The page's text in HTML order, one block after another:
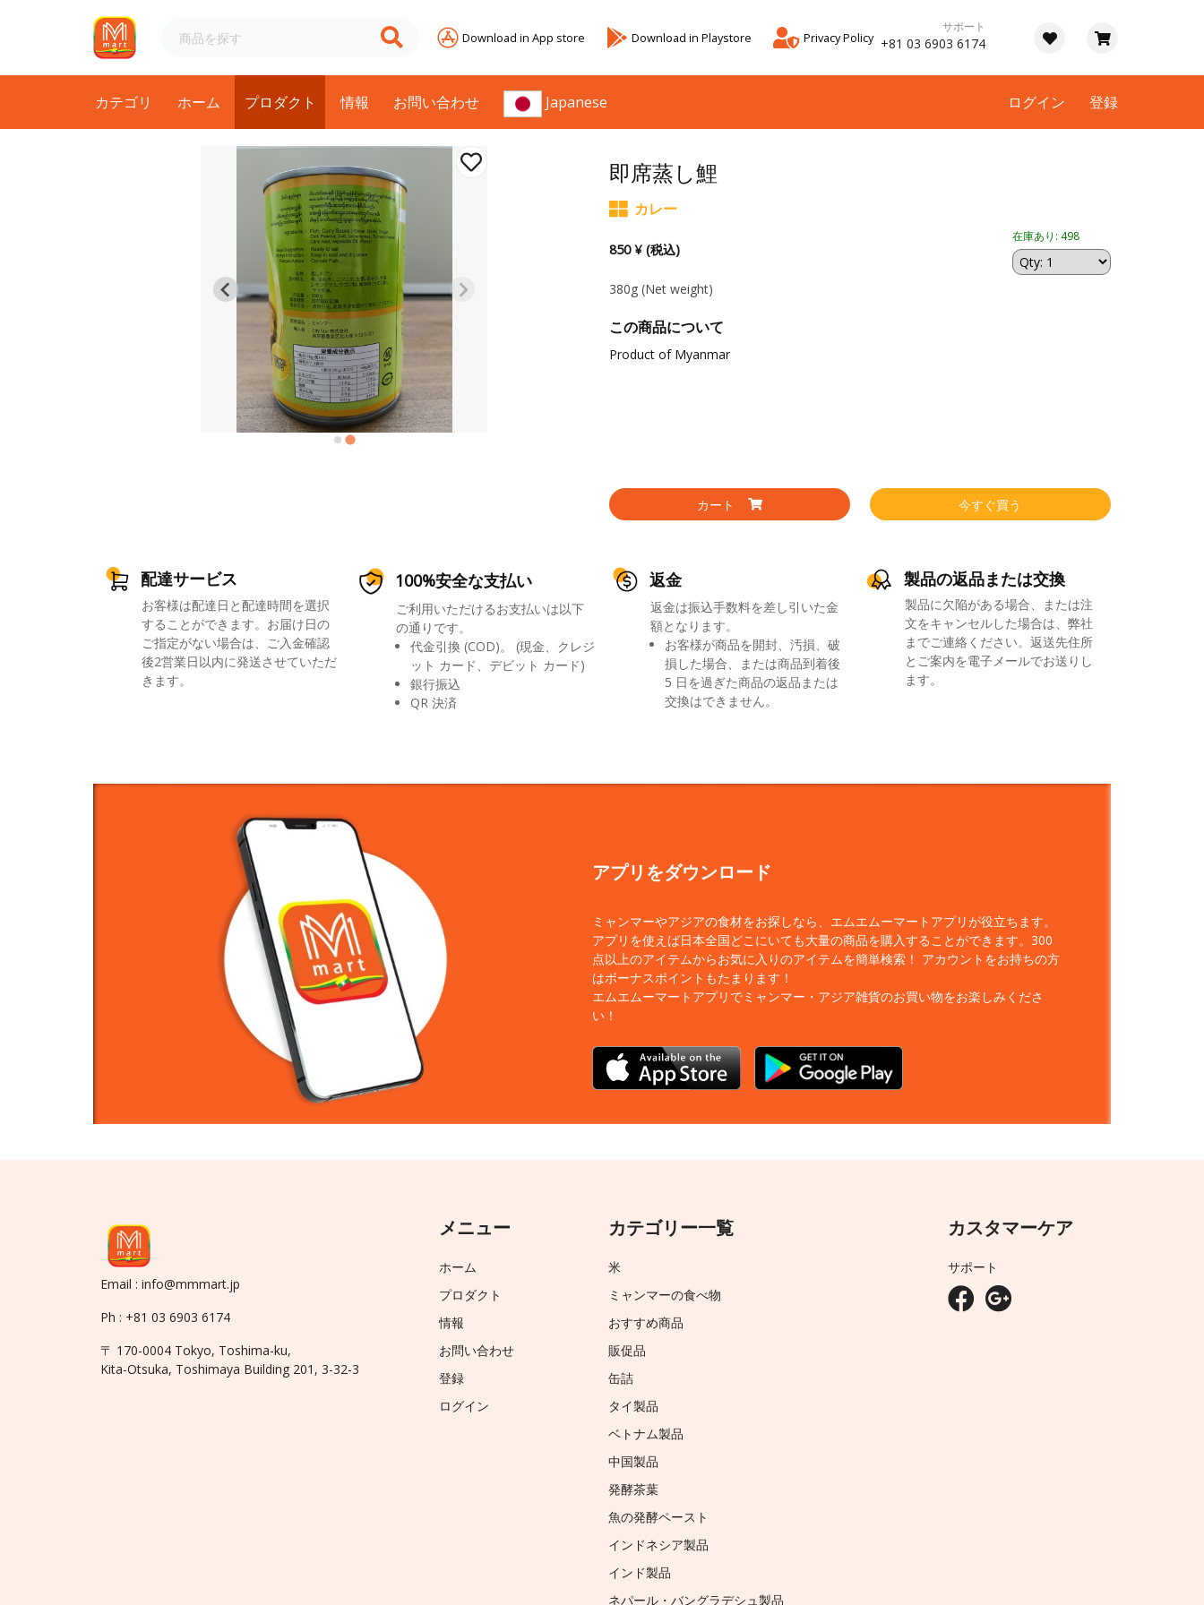
Download in App store Download in Playstore Privacy Policy
サポート
+81 03 6903 6174
カテゴリ ホーム プロダクト 情報 お問い合わせ Japanese ログイン 登録
即席蒸し鯉
カレー
850 ¥ (税込)
在庫あり: 498
380g (Net weight)
この商品について
Product of Myanmar
カート 今すぐ買う
配達サービス
お客様は配達日と配達時間を選択
することができます。お届け日の
ご指定がない場合は、ご入金確認
後2営業日以内に発送させていただ
きます。
100%安全な支払い
ご利用いただけるお支払いは以下
の通りです。
代金引換 (COD)。 (現金、クレジ
ット カード、デビット カード)
銀行振込
QR 決済
返金
返金は振込手数料を差し引いた金
額となります。
お客様が商品を開封、汚損、破
損した場合、または商品到着後
5 日を過ぎた商品の返品または
交換はできません。
製品の返品または交換
製品に欠陥がある場合、または注
文をキャンセルした場合は、弊社
までご連絡ください。返送先住所
とご案内を電子メールでお送りし
ます。
アプリをダウンロード
ミャンマーやアジアの食材をお探しなら、エムエムーマートアプリが役立ちます。
アプリを使えば日本全国どこにいても大量の商品を購入することができます。300
点以上のアイテムからお気に入りのアイテムを簡単検索！ アカウントをお持ちの方
はボーナスポイントもたまります！
エムエムーマートアプリでミャンマー・アジア雑貨のお買い物をお楽しみくださ
い！
Email : info@mmmart.jp
Ph : +81 03 6903 6174
〒 170-0004 Tokyo, Toshima-ku,
Kita-Otsuka, Toshimaya Building 201, 3-32-3
メニュー
ホーム
プロダクト
情報
お問い合わせ
登録
ログイン
カテゴリー一覧
米
ミャンマーの食べ物
おすすめ商品
販促品
缶詰
タイ製品
ベトナム製品
中国製品
発酵茶葉
魚の発酵ペースト
インドネシア製品
インド製品
ネパール・バングラデシュ製品
カスタマーケア
サポート